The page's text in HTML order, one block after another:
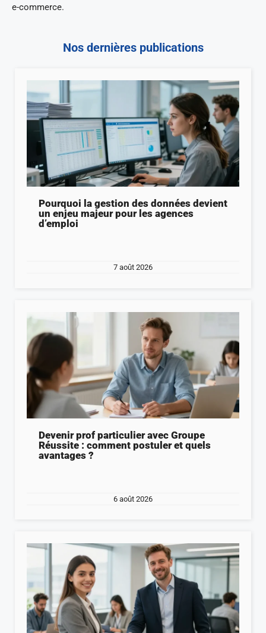
e-commerce.
Nos dernières publications
Pourquoi la gestion des données devient
un enjeu majeur pour les agences
d’emploi
7 août 2026
Devenir prof particulier avec Groupe
Réussite : comment postuler et quels
avantages ?
6 août 2026